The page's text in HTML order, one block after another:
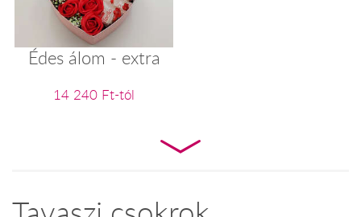
Édes álom - extra
14 240 Ft-tól